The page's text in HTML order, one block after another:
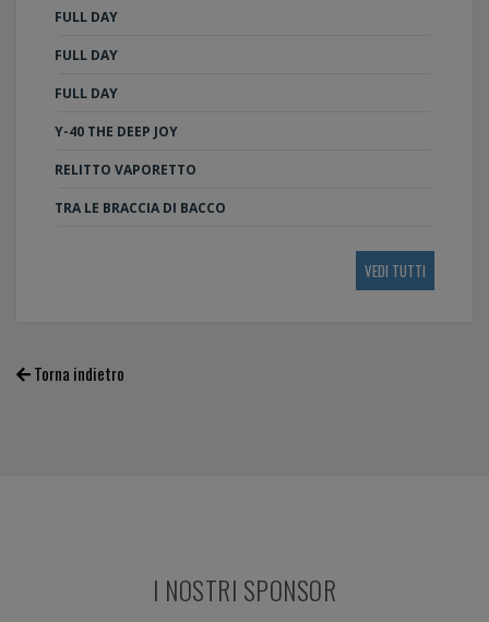
FULL DAY
FULL DAY
FULL DAY
Y-40 THE DEEP JOY
RELITTO VAPORETTO
TRA LE BRACCIA DI BACCO
VEDI TUTTI
Torna indietro
I NOSTRI SPONSOR